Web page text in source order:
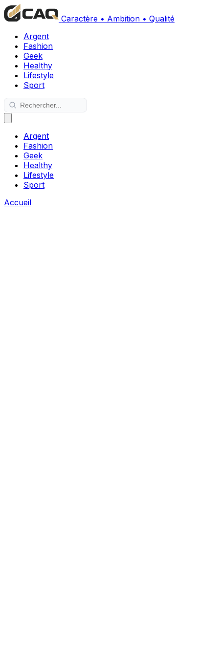
Caractère • Ambition • Qualité
Argent
Fashion
Geek
Healthy
Lifestyle
Sport
Argent
Fashion
Geek
Healthy
Lifestyle
Sport
Accueil